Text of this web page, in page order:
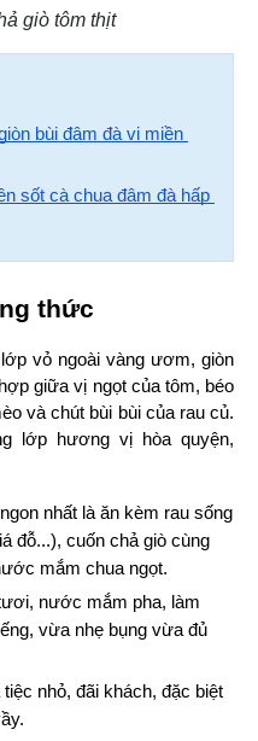
giò tôm thịt
bùi đậm đà vị miền
sốt cà chua đậm đà hấp
thức
vỏ ngoài vàng ươm, giòn
giữa vị ngọt của tôm, béo
và chút bùi bùi của rau củ.
lớp hương vị hòa quyện,
nhất là ăn kèm rau sống
đỗ...), cuốn chả giò cùng
mắm chua ngọt.
nước mắm pha, làm
vừa nhẹ bụng vừa đủ
nhỏ, đãi khách, đặc biệt